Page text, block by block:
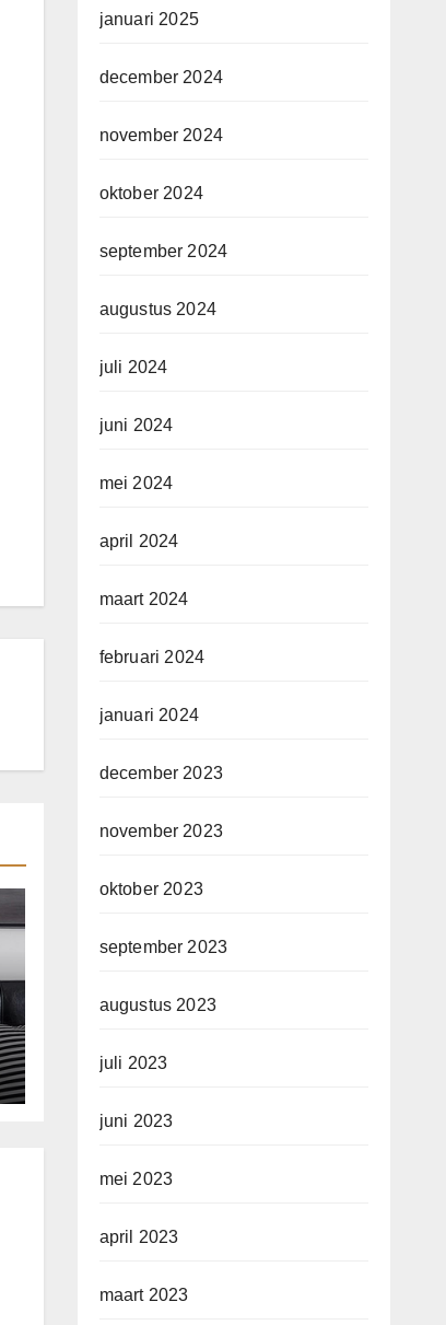
januari 2025
december 2024
november 2024
oktober 2024
september 2024
augustus 2024
juli 2024
juni 2024
mei 2024
april 2024
maart 2024
februari 2024
januari 2024
december 2023
november 2023
oktober 2023
september 2023
augustus 2023
juli 2023
juni 2023
mei 2023
april 2023
maart 2023